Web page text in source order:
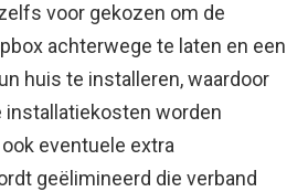
voor gekozen om de
achterwege te laten en een
huis te installeren, waardoor
installatiekosten worden
eventuele extra
geëlimineerd die verband